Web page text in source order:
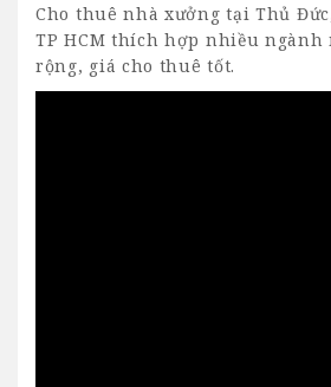
Cho thuê nhà xưởng tại Thủ Đức
TP HCM thích hợp nhiều ngành
rộng, giá cho thuê tốt.